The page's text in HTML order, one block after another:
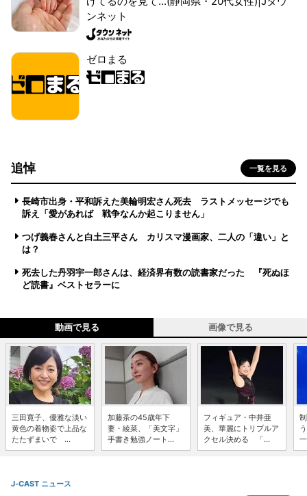
ンネット
ゼロまる
追悼 一覧を見る
長崎市出身・平和訴えた美輪明宏さん死去 ラストメッセージでも
訴え「愛があれば 戦争なんか起こりません」
つげ義春さんと白土三平さん カリスマ漫画家、二人の「違い」と
は？
死去した丹羽宇一郎さんは、経済界有数の読書家だった 『死ぬほ
ど読書』ベストセラーに
動画で見る 画像で見る
三田寛子、優雅な淡い
黄色の着物姿で上品な
たたずまいで ...
加藤茶の45歳年下
妻・綾菜、「美文字」
手書き勉強ノート...
フィギュア・中井亜
美、華麗にトリプルア
クセル決める 「...
J-CAST ニュース